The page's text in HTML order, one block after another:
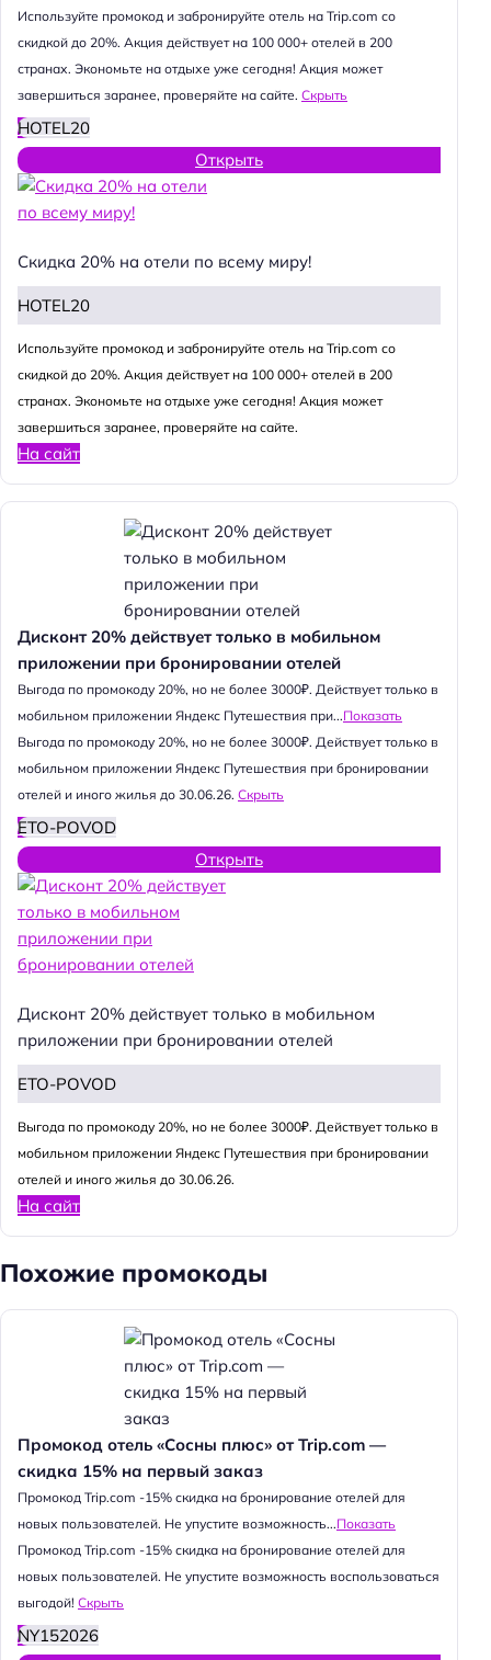
Используйте промокод и забронируйте отель на Trip.com со
скидкой до 20%. Акция действует на 100 000+ отелей в 200
странах. Экономьте на отдыхе уже сегодня! Акция может
завершиться заранее, проверяйте на сайте. Скрыть
HOTEL20
Открыть
Скидка 20% на отели по всему миру!
HOTEL20
Используйте промокод и забронируйте отель на Trip.com со
скидкой до 20%. Акция действует на 100 000+ отелей в 200
странах. Экономьте на отдыхе уже сегодня! Акция может
завершиться заранее, проверяйте на сайте.
На сайт
Дисконт 20% действует только в мобильном
приложении при бронировании отелей
Выгода по промокоду 20%, но не более 3000₽. Действует только в
мобильном приложении Яндекс Путешествия при...Показать
Выгода по промокоду 20%, но не более 3000₽. Действует только в
мобильном приложении Яндекс Путешествия при бронировании
отелей и иного жилья до 30.06.26. Скрыть
ETO-POVOD
Открыть
Дисконт 20% действует только в мобильном
приложении при бронировании отелей
ETO-POVOD
Выгода по промокоду 20%, но не более 3000₽. Действует только в
мобильном приложении Яндекс Путешествия при бронировании
отелей и иного жилья до 30.06.26.
На сайт
Похожие промокоды
Промокод отель «Сосны плюс» от Trip.com —
скидка 15% на первый заказ
Промокод Trip.com -15% скидка на бронирование отелей для
новых пользователей. Не упустите возможность...Показать
Промокод Trip.com -15% скидка на бронирование отелей для
новых пользователей. Не упустите возможность воспользоваться
выгодой! Скрыть
NY152026